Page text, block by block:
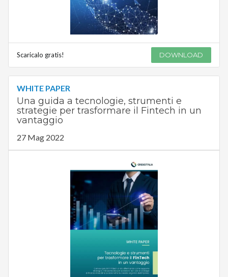
Scaricalo gratis! DOWNLOAD
WHITE PAPER
Una guida a tecnologie, strumenti e
strategie per trasformare il Fintech in un
vantaggio
27 Mag 2022